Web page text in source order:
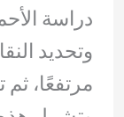
دراسة
وتحديد
مرتفعًا، ثم